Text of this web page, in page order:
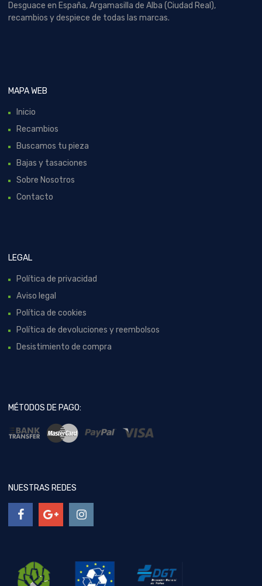
Desguace en España, Argamasilla de Alba (Ciudad Real),
recambios y despiece de todas las marcas.
MAPA WEB
Inicio
Recambios
Buscamos tu pieza
Bajas y tasaciones
Sobre Nosotros
Contacto
LEGAL
Política de privacidad
Aviso legal
Política de cookies
Política de devoluciones y reembolsos
Desistimiento de compra
MÉTODOS DE PAGO:
NUESTRAS REDES